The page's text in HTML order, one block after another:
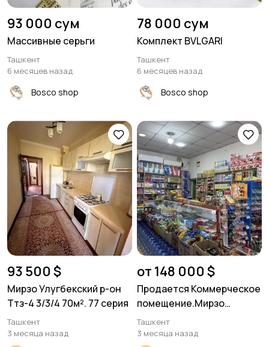
93 000 сум
Массивные серьги
Ташкент
6 месяцев назад
Bosco shop
78 000 сум
Комплект BVLGARI
Ташкент
6 месяцев назад
Bosco shop
93 500 $
Мирзо Улугбекский р-он
Ттз-4 3/3/4 70м². 77 серия
Ташкент
3 месяца назад
от 148 000 $
Продается Коммерческое
помещение.Мирзо
Улугбекский р-он. яул.
Муминова. 50м²
Ташкент
3 месяца назад